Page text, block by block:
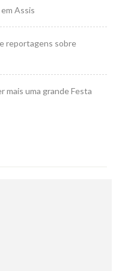
Assis
reportagens sobre
mais uma grande Festa